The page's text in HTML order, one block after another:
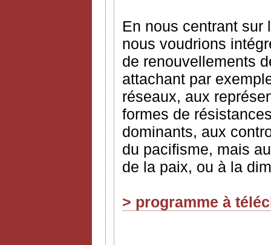
En nous centrant
nous voudrions
de renouvellements
attachant par
réseaux, aux
formes de
dominants, aux
du pacifisme, mais
de la paix, ou à la
> programme à